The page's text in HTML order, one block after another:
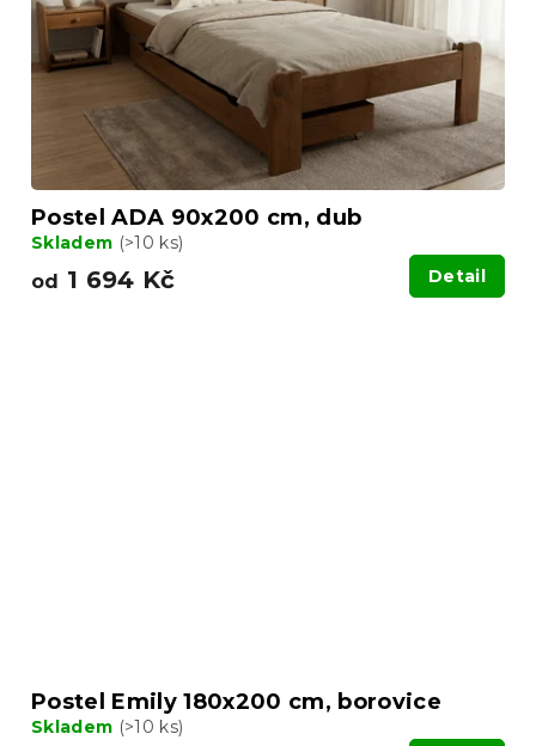
Postel ADA 90x200 cm, dub
Skladem (>10 ks)
od 1 694 Kč Detail
Postel Emily 180x200 cm, borovice
Skladem (>10 ks)